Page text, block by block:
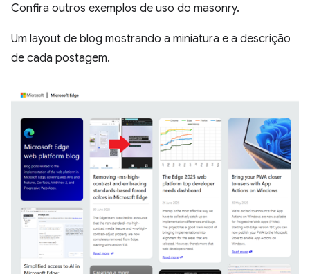
Confira outros exemplos de uso do masonry.
Um layout de blog mostrando a miniatura e a descrição
de cada postagem.